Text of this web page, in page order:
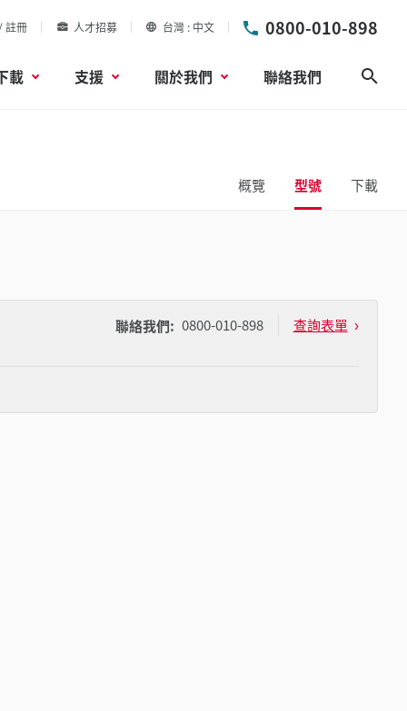
註冊 人才招募 台灣 中文 0800-010-898
載 支援 關於我們 聯絡我們
概覽 型號 下載
聯絡我們: 0800-010-898 查詢表單